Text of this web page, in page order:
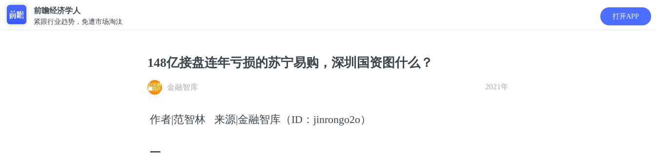
前瞻经济学人
紧跟行业趋势，免遭市场淘汰
打开APP
148亿接盘连年亏损的苏宁易购，深圳国资图什么？
金融智库 2021年
作者|范智林 来源|金融智库（ID：jinrongo2o）
一